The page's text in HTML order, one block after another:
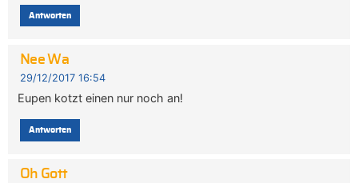
Antworten
Nee Wa
29/12/2017 16:54
Eupen kotzt einen nur noch an!
Antworten
Oh Gott